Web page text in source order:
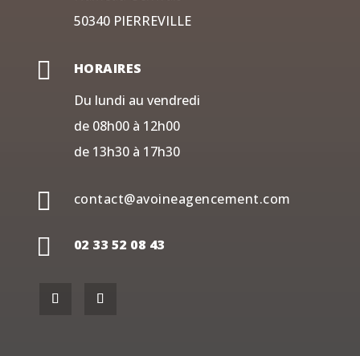
50340 PIERREVILLE

HORAIRES
Du lundi au vendredi
de 08h00 à 12h00
de 13h30 à 17h30
 contact@avoineagencement.com
 02 33 52 08 43